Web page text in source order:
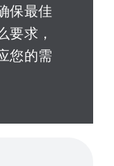
保最佳
要求，
您的需